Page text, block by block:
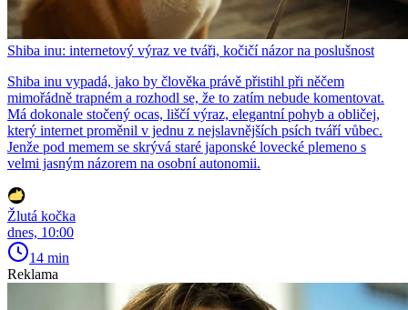
Shiba inu: internetový výraz ve tváři, kočičí názor na poslušnost
Shiba inu vypadá, jako by člověka právě přistihl při něčem
mimořádně trapném a rozhodl se, že to zatím nebude komentovat.
Má dokonale stočený ocas, liščí výraz, elegantní pohyb a obličej,
který internet proměnil v jednu z nejslavnějších psích tváří vůbec.
Jenže pod memem se skrývá staré japonské lovecké plemeno s
velmi jasným názorem na osobní autonomii.
Žlutá kočka
dnes, 10:00
14 min
Reklama